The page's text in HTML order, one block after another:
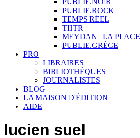
PUBLIE.ROCK
TEMPS RÉEL
THTR
MEYDAN | LA PLACE
PUBLIE.GRÈCE
PRO
LIBRAIRES
BIBLIOTHÈQUES
JOURNALISTES
BLOG
LA MAISON D'ÉDITION
AIDE
lucien suel